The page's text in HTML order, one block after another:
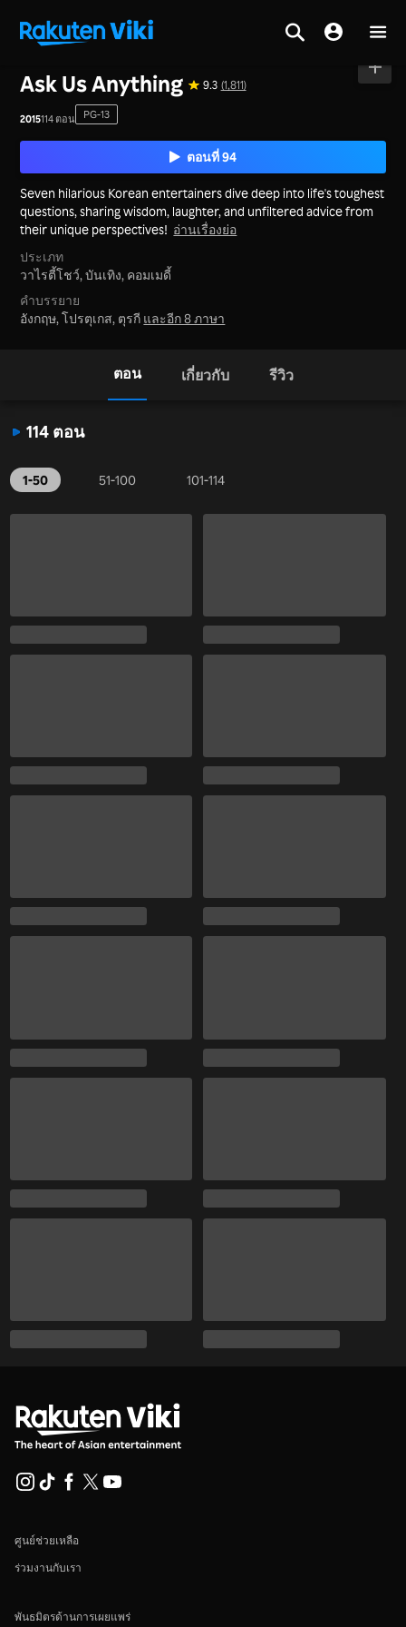
Ask Us Anything 9.3 (1,811)
2015114 ตอน PG-13
ตอนที่ 94
Seven hilarious Korean entertainers dive deep into life's toughest
questions, sharing wisdom, laughter, and unfiltered advice from
their unique perspectives! อ่านเรื่องย่อ
ประเภท
วาไรตี้โชว์,บันเทิง, คอมเมดี้
คำบรรยาย
อังกฤษ, โปรตุเกส, ตุรกี และอีก 8 ภาษา
ตอน เกี่ยวกับ รีวิว
114 ตอน
1-50 51-100 101-114
ศูนย์ช่วยเหลือ
ร่วมงานกับเรา
พันธมิตรด้านการเผยแพร่